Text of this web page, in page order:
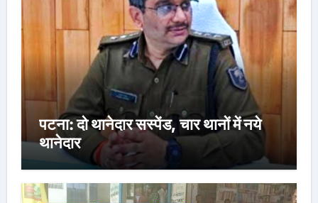
पटना: दो थानेदार सस्पेंड, चार थानों में नये
थानेदार